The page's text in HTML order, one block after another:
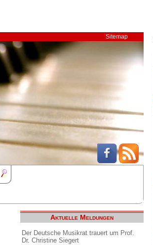
Sitemap
Aktuelle Meldungen
Der Deutsche Musikrat trauert um Prof.
Dr. Christine Siegert